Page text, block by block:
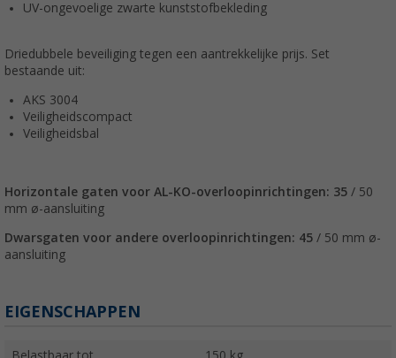
UV-ongevoelige zwarte kunststofbekleding
Driedubbele beveiliging tegen een aantrekkelijke prijs. Set
bestaande uit:
AKS 3004
Veiligheidscompact
Veiligheidsbal
Horizontale gaten voor AL-KO-overloopinrichtingen: 35 / 50
mm ø-aansluiting
Dwarsgaten voor andere overloopinrichtingen: 45 / 50 mm ø-
aansluiting
EIGENSCHAPPEN